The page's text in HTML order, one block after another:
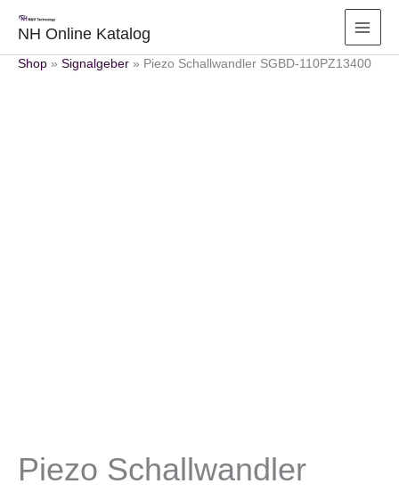
Inhalt
springen
NH Online Katalog
Shop » Signalgeber » Piezo Schallwandler SGBD-110PZ13400
Piezo Schallwandler